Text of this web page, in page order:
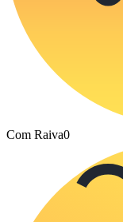
Com Raiva0